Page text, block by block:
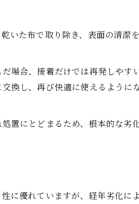
いた布で取り除き、表面の清潔
場合、接着だけでは再発しやすい
換し、再び快適に使えるように
置にとどまるため、根本的な劣
に優れていますが、経年劣化に